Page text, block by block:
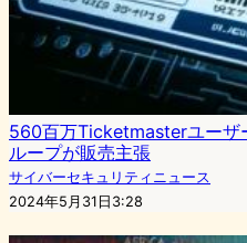
560百万Ticketmasterユーザ
ループが販売主張
サイバーセキュリティニュース
2024年5月31日3:28